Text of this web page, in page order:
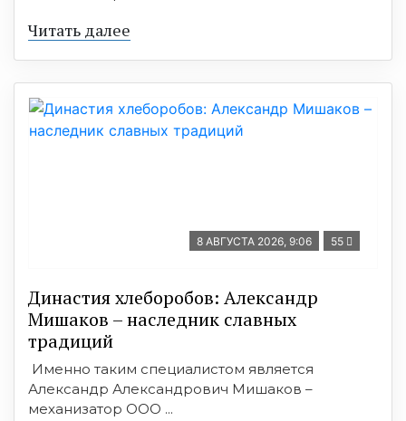
Читать далее
8 АВГУСТА 2026, 9:06 55
Династия хлеборобов: Александр
Мишаков – наследник славных
традиций
Именно таким специалистом является
Александр Александрович Мишаков –
механизатор ООО ...